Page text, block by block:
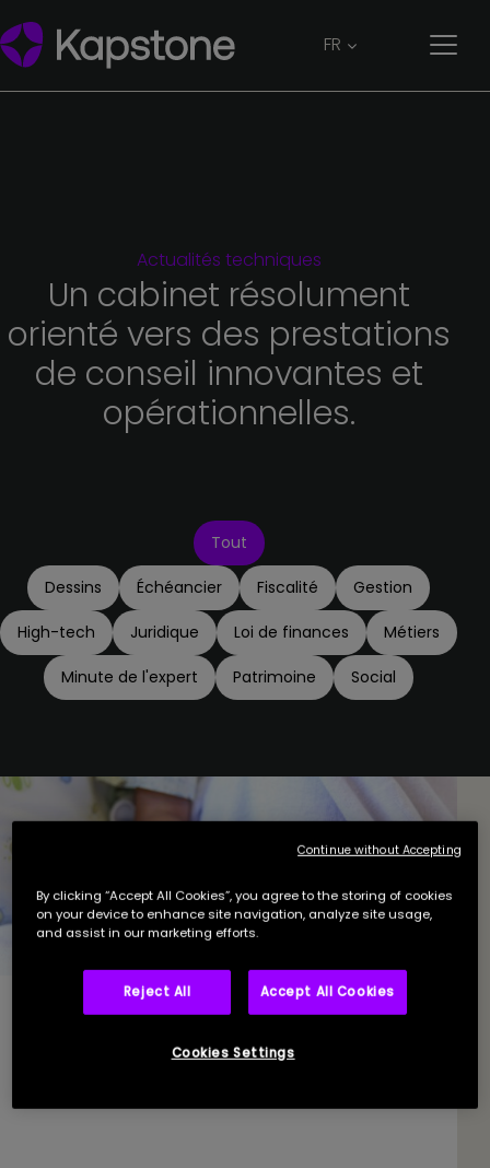
FR
Actualités techniques
Un cabinet résolument
orienté vers des prestations
de conseil innovantes et
opérationnelles.
Tout
Dessins Échéancier Fiscalité Gestion
High-tech Juridique Loi de finances Métiers
Minute de l'expert Patrimoine Social
Pour mieux protéger les parents d’enfants
By clicking “Accept All Cookies”, you agree to the storing of cookies
on your device to enhance site navigation, analyze site usage,
and assist in our marketing efforts.
Reject All Accept All Cookies
Cookies Settings
Continue without Accepting